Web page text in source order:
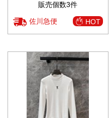
販売個数3件
佐川急便 HOT